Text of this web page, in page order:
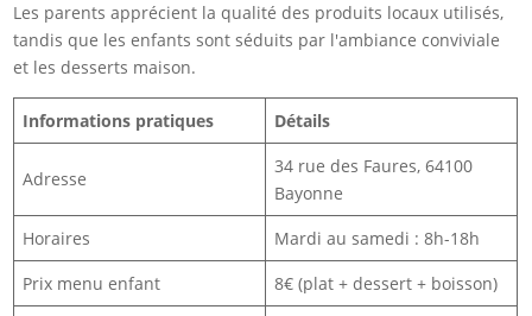
Les parents apprécient la qualité des produits locaux utilisés,
tandis que les enfants sont séduits par l'ambiance conviviale
et les desserts maison.
Informations pratiques Détails
Adresse
34 rue des Faures, 64100
Bayonne
Horaires
Mardi au samedi : 8h-18h
Prix menu enfant
8€ (plat + dessert + boisson)